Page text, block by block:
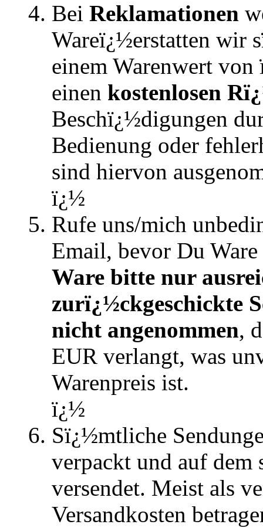
Bei Reklamationen
Wareï¿½erstatten wir
einem Warenwert
einen kostenlosen
Beschï¿½digungen
Bedienung oder
sind hiervon
ï¿½
Rufe uns/mich
Email, bevor Du
Ware bitte nur
zurï¿½ckgeschickte
nicht angenommen,
EUR verlangt, was
Warenpreis ist.
ï¿½
Sï¿½mtliche
verpackt und auf dem
versendet. Meist als
Versandkosten